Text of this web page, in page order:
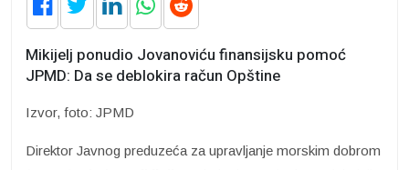
Mikijelj ponudio Jovanoviću finansijsku pomoć
JPMD: Da se deblokira račun Opštine
Izvor, foto: JPMD
Direktor Javnog preduzeća za upravljanje morskim dobrom